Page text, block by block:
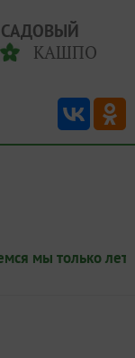
САДОВЫЙ
КАШПО